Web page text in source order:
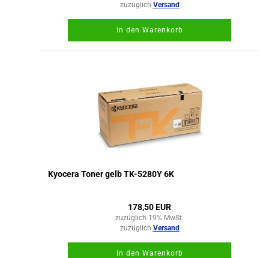
zuzüglich Versand
in den Warenkorb
Kyocera Toner gelb TK-5280Y 6K
178,50 EUR
zuzüglich 19% MwSt.
zuzüglich Versand
in den Warenkorb